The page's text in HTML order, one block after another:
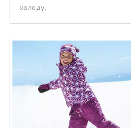
холоду.